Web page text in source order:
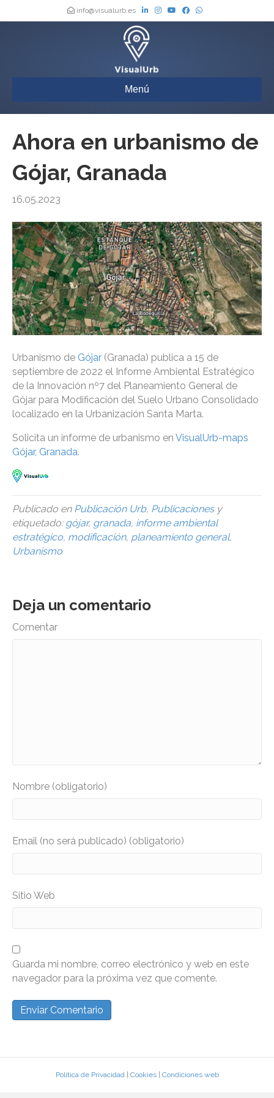
info@visualurb.es
Menú
Ahora en urbanismo de
Gójar, Granada
16.05.2023
Urbanismo de Gójar (Granada) publica a 15 de
septiembre de 2022 el Informe Ambiental Estratégico
de la Innovación nº7 del Planeamiento General de
Gójar para Modificación del Suelo Urbano Consolidado
localizado en la Urbanización Santa Marta.
Solicita un informe de urbanismo en VisualUrb-maps
Gójar, Granada.
Publicado en Publicación Urb, Publicacionesy
etiquetado: gójar, granada, informe ambiental
estratégico, modificación, planeamiento general,
Urbanismo
Deja un comentario
Comentar
Nombre (obligatorio)
Email (no será publicado) (obligatorio)
Sitio Web
Guarda mi nombre, correo electrónico y web en este
navegador para la próxima vez que comente.
Política de Privacidad| Cookies| Condiciones web